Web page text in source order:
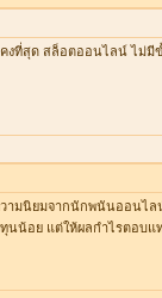
งที่สุด สล็อตออนไลน์ ไม่มี
ามนิยมจากนักพนันออนไล
ทุนน้อย แต่ให้ผลกำไรตอบ